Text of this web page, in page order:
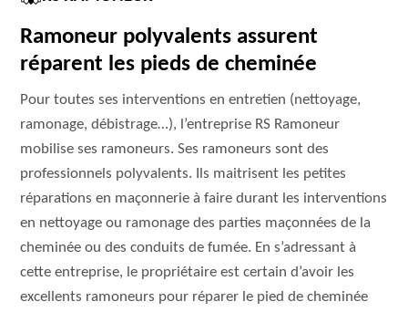
Ramoneur polyvalents assurent
réparent les pieds de cheminée
Pour toutes ses interventions en entretien (nettoyage,
ramonage, débistrage…), l’entreprise RS Ramoneur
mobilise ses ramoneurs. Ses ramoneurs sont des
professionnels polyvalents. Ils maitrisent les petites
réparations en maçonnerie à faire durant les interventions
en nettoyage ou ramonage des parties maçonnées de la
cheminée ou des conduits de fumée. En s’adressant à
cette entreprise, le propriétaire est certain d’avoir les
excellents ramoneurs pour réparer le pied de cheminée